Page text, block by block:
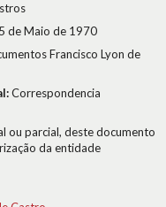
de Maio de 1970
Francisco Lyon de
Correspondencia
ou parcial, deste documento
da entidade